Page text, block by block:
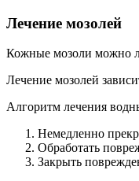
Лечение мозолей
Кожные мозоли можно
Лечение мозолей
Алгоритм лечения
Немедленно
Обработать
Закрыть